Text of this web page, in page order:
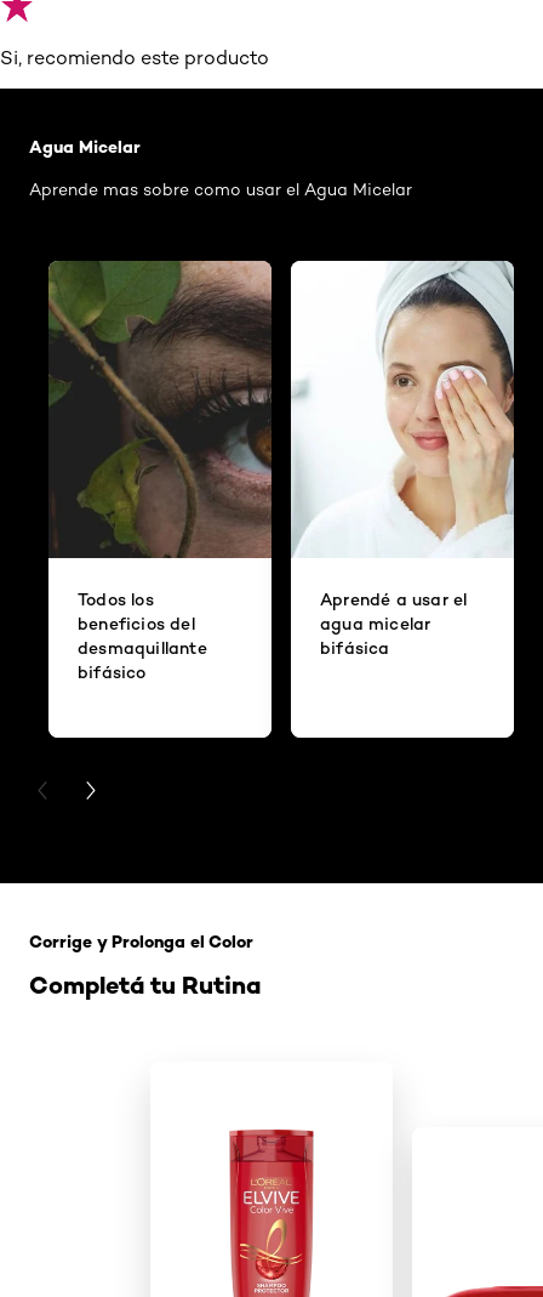
Si, recomiendo este producto
Agua Micelar
Aprende mas sobre como usar el Agua Micelar
Todos los
beneficios del
desmaquillante
bifásico
Aprendé a usar el
agua micelar
bifásica
PREVIOUS CARD
NEXT CARD
Completá tu Rutina
Corrige y Prolonga el Color